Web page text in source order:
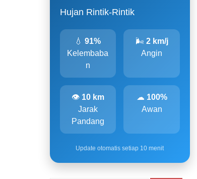
Hujan Rintik-Rintik
💧91%
Kelembaba
n
🌬 2 km/j
Angin
👁 10 km
Jarak
Pandang
☁ 100%
Awan
Update otomatis setiap 10 menit